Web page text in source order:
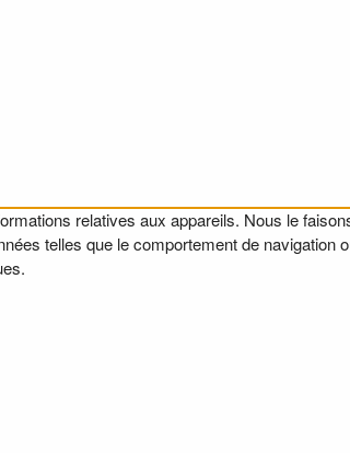
relatives aux appareils. Nous le
telles que le comportement de